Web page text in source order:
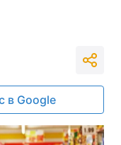
в Google